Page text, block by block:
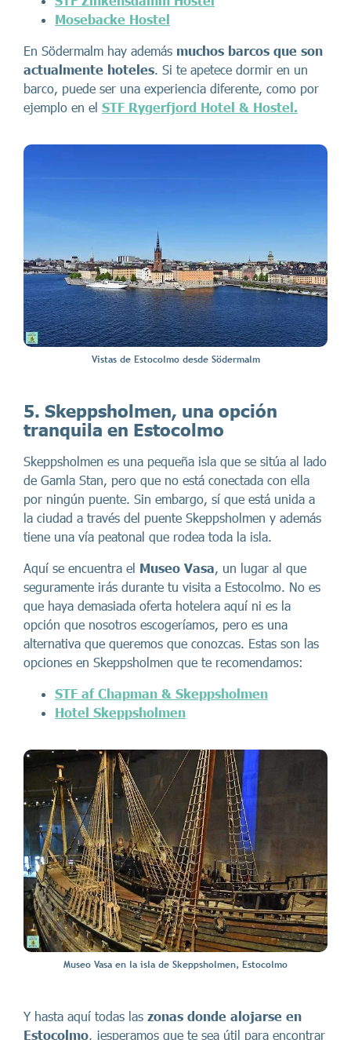
Mosebacke Hostel
En Södermalm hay además muchos barcos que son
actualmente hoteles. Si te apetece dormir en un
barco, puede ser una experiencia diferente, como por
ejemplo en el STF Rygerfjord Hotel & Hostel.
Vistas de Estocolmo desde Södermalm
5. Skeppsholmen, una opción
tranquila en Estocolmo
Skeppsholmen es una pequeña isla que se sitúa al lado
de Gamla Stan, pero que no está conectada con ella
por ningún puente. Sin embargo, sí que está unida a
la ciudad a través del puente Skeppsholmen y además
tiene una vía peatonal que rodea toda la isla.
Aquí se encuentra el Museo Vasa, un lugar al que
seguramente irás durante tu visita a Estocolmo. No es
que haya demasiada oferta hotelera aquí ni es la
opción que nosotros escogeríamos, pero es una
alternativa que queremos que conozcas. Estas son las
opciones en Skeppsholmen que te recomendamos:
STF af Chapman & Skeppsholmen
Hotel Skeppsholmen
Museo Vasa en la isla de Skeppsholmen, Estocolmo
Y hasta aquí todas las zonas donde alojarse en
Estocolmo, ¡esperamos que te sea útil para encontrar